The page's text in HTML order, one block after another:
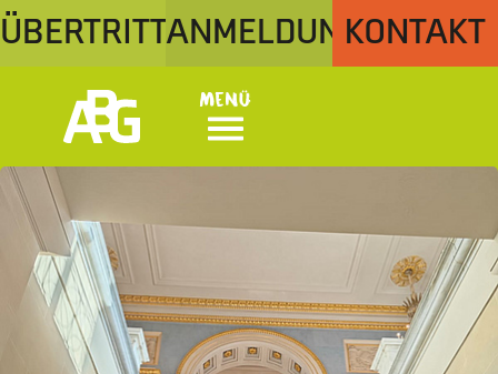
ÜBERTRITTANMELDUNGKONTAKT
Menü